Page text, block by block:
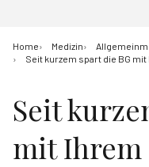
Home Medizin
Seit kurzem spart die BG mit
Seit
mit Ihrem